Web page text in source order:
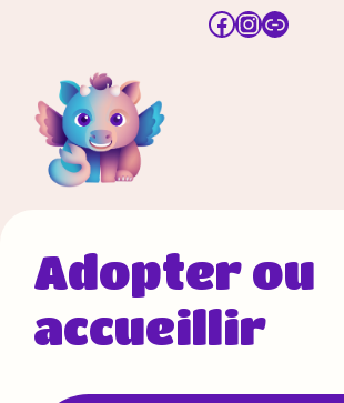
contenu
Facebook
Instagram
Lien
Adopter ou
accueillir